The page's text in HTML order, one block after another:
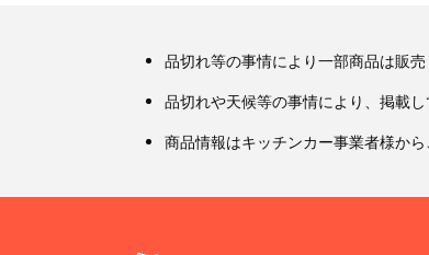
品切れ等の事情により一部商品は販売
品切れや天候等の事情により、掲載
商品情報はキッチンカー事業者様か